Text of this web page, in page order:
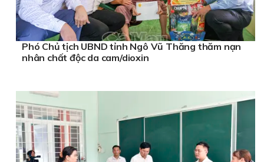
Phó Chủ tịch UBND tỉnh Ngô Vũ Thăng thăm nạn
nhân chất độc da cam/dioxin